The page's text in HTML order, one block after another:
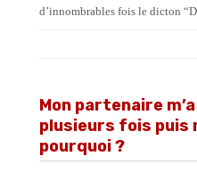
d’innombrables fois le dicton
Mon partenaire
plusieurs fois puis
pourquoi ?